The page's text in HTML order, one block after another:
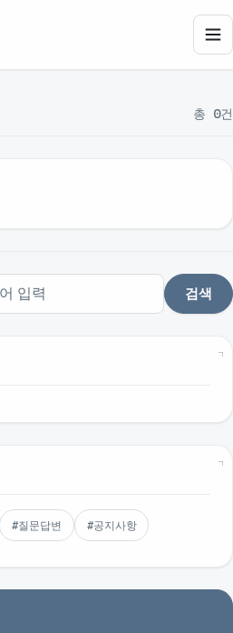
총 0건
검색
#질문답변 #공지사항